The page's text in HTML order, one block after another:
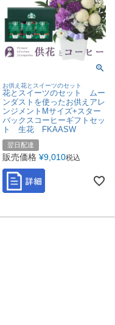
お供え花とスイーツのセット
花とスイーツのセット ムー
ンダストを使ったお供えアレ
ンジメントMサイズ+スター
バックスコーヒーギフトセッ
ト 生花 FKAASW
翌日配達
販売価格 ¥9,010税込